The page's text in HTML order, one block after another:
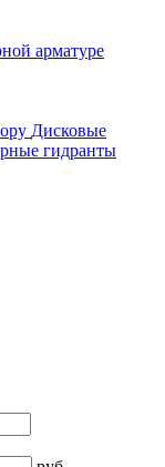
арматуре
Дисковые
гидранты